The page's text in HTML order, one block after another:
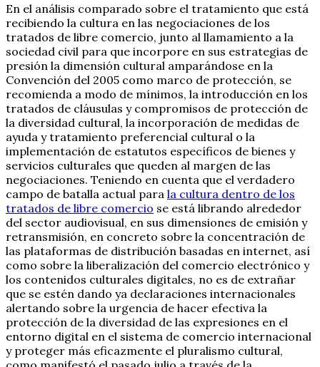
En el análisis comparado sobre el tratamiento que está
recibiendo la cultura en las negociaciones de los
tratados de libre comercio, junto al llamamiento a la
sociedad civil para que incorpore en sus estrategias de
presión la dimensión cultural amparándose en la
Convención del 2005 como marco de protección, se
recomienda a modo de mínimos, la introducción en los
tratados de cláusulas y compromisos de protección de
la diversidad cultural, la incorporación de medidas de
ayuda y tratamiento preferencial cultural o la
implementación de estatutos específicos de bienes y
servicios culturales que queden al margen de las
negociaciones. Teniendo en cuenta que el verdadero
campo de batalla actual para la cultura dentro de los
tratados de libre comercio se está librando alrededor
del sector audiovisual, en sus dimensiones de emisión y
retransmisión, en concreto sobre la concentración de
las plataformas de distribución basadas en internet, así
como sobre la liberalización del comercio electrónico y
los contenidos culturales digitales, no es de extrañar
que se estén dando ya declaraciones internacionales
alertando sobre la urgencia de hacer efectiva la
protección de la diversidad de las expresiones en el
entorno digital en el sistema de comercio internacional
y proteger más eficazmente el pluralismo cultural,